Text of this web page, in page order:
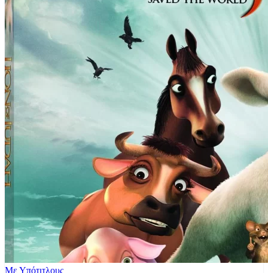
Με Υπότιτλους